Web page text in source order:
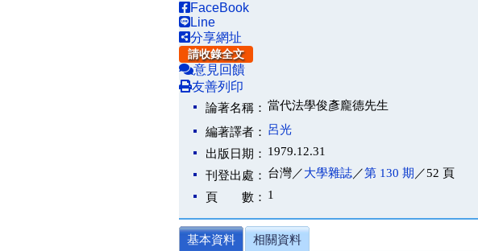
FaceBook
Line
分享網址
請收錄全文
意見回饋
友善列印
論著名稱： 當代法學俊彥龐德先生
編著譯者： 呂光
出版日期： 1979.12.31
刊登出處： 台灣／大學雜誌／第 130 期 ／52 頁
頁 數： 1
基本資料 相關資料